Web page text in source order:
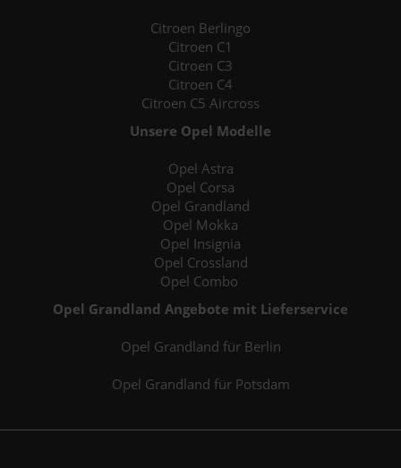
Citroen Berlingo
Citroen C1
Citroen C3
Citroen C4
Citroen C5 Aircross
Unsere Opel Modelle
Opel Astra
Opel Corsa
Opel Grandland
Opel Mokka
Opel Insignia
Opel Crossland
Opel Combo
Opel Grandland Angebote mit Lieferservice
Opel Grandland für Berlin
Opel Grandland für Potsdam